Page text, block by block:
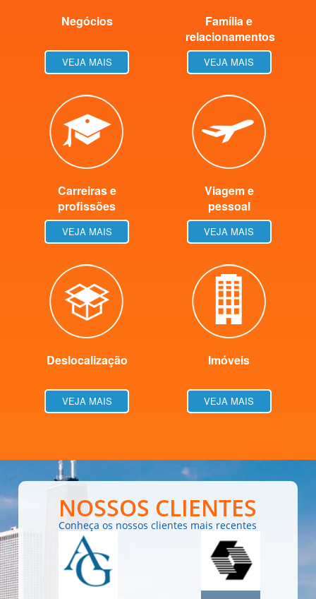
Negócios
VEJA MAIS
Família e
relacionamentos
VEJA MAIS
Carreiras e
profissões
VEJA MAIS
Viagem e
pessoal
VEJA MAIS
Deslocalização
VEJA MAIS
Imóveis
VEJA MAIS
NOSSOS CLIENTES
Conheça os nossos clientes mais recentes